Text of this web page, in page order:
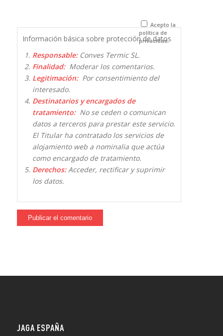
que comente.
Acepto la
política de
privacidad.
Información básica sobre protección de datos
Responsable:Conves Termic SL.
Finalidad:Moderar los comentarios.
Legitimación:Por consentimiento del
interesado.
Destinatarios y encargados de
tratamiento:No se ceden o comunican
datos a terceros para prestar este servicio.
El Titular ha contratado los servicios de
alojamiento web a nominalia que actúa
como encargado de tratamiento.
Derechos:Acceder, rectificar y suprimir
los datos.
JAGA ESPAÑA